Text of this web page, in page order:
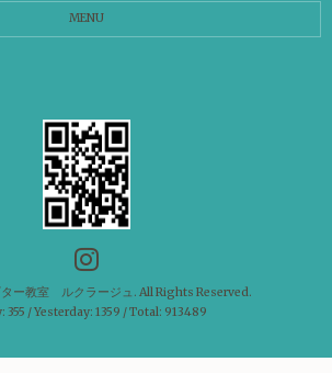
MENU
ー教室 ルクラージュ . All Rights Reserved.
355 / Yesterday: 1359 / Total: 913489